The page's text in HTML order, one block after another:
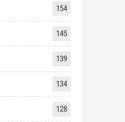
154
145
139
134
128